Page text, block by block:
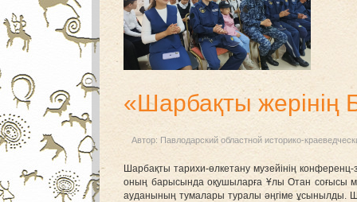
«Шарбақты жерінің
Автор: Павлодарский областной историко-
Шарбақты тарихи-өлкетану музейінің
оның барысында оқушыларға Ұлы Отан соғысы
ауданының тумалары туралы әңгіме ұсынылды.